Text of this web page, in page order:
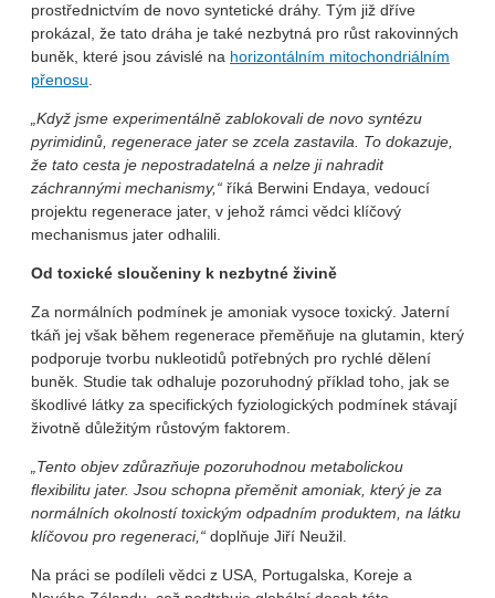
prostřednictvím de novo syntetické dráhy. Tým již dříve
prokázal, že tato dráha je také nezbytná pro růst rakovinných
buněk, které jsou závislé na horizontálním mitochondriálním
přenosu.
„Když jsme experimentálně zablokovali de novo syntézu
pyrimidinů, regenerace jater se zcela zastavila. To dokazuje,
že tato cesta je nepostradatelná a nelze ji nahradit
záchrannými mechanismy,“ říká Berwini Endaya, vedoucí
projektu regenerace jater, v jehož rámci vědci klíčový
mechanismus jater odhalili.
Od toxické sloučeniny k nezbytné živině
Za normálních podmínek je amoniak vysoce toxický. Jaterní
tkáň jej však během regenerace přeměňuje na glutamin, který
podporuje tvorbu nukleotidů potřebných pro rychlé dělení
buněk. Studie tak odhaluje pozoruhodný příklad toho, jak se
škodlivé látky za specifických fyziologických podmínek stávají
životně důležitým růstovým faktorem.
„Tento objev zdůrazňuje pozoruhodnou metabolickou
flexibilitu jater. Jsou schopna přeměnit amoniak, který je za
normálních okolností toxickým odpadním produktem, na látku
klíčovou pro regeneraci,“ doplňuje Jiří Neužil.
Na práci se podíleli vědci z USA, Portugalska, Koreje a